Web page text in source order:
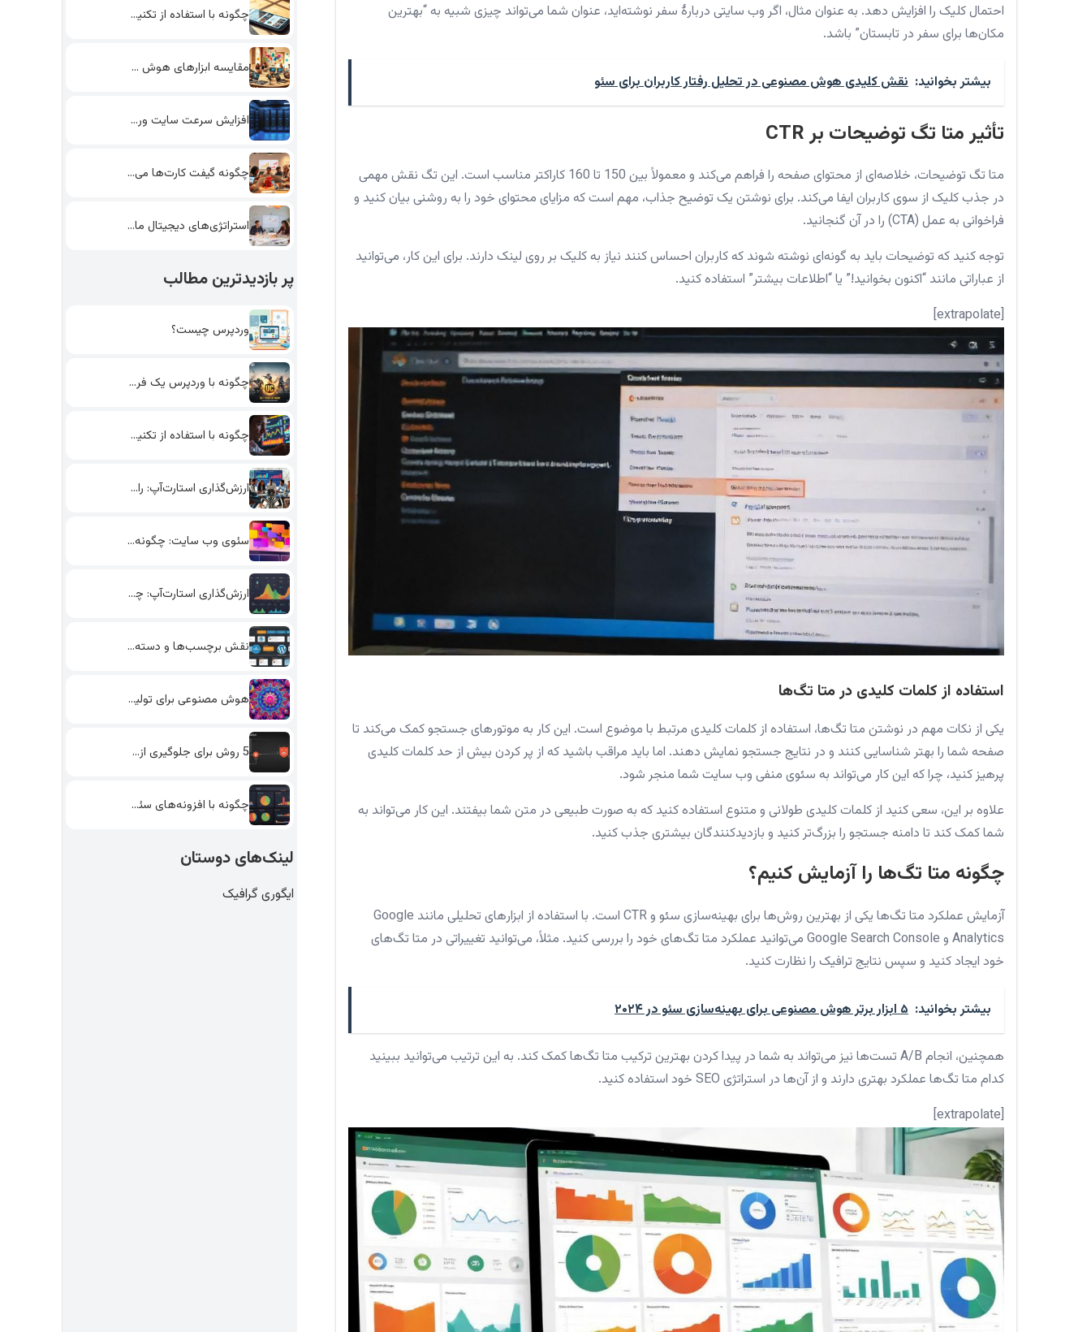
احتمال کلیک را افزایش دهد. به عنوان مثال، اگر وب سایتی دربارهٔ سفر نوشته‌اید، عنوان شما می‌تواند چیزی شبیه به “بهترین
مکان‌ها برای سفر در تابستان” باشد.
بیشتر بخوانید: نقش کلیدی هوش مصنوعی در تحلیل رفتار کاربران برای سئو
تأثیر متا تگ توضیحات بر CTR
متا تگ توضیحات، خلاصه‌ای از محتوای صفحه را فراهم می‌کند و معمولاً بین 150 تا 160 کاراکتر مناسب است. این تگ نقش مهمی
در جذب کلیک از سوی کاربران ایفا می‌کند. برای نوشتن یک توضیح جذاب، مهم است که مزایای محتوای خود را به روشنی بیان کنید و
فراخوانی به عمل (CTA) را در آن گنجانید.
توجه کنید که توضیحات باید به گونه‌ای نوشته شوند که کاربران احساس کنند نیاز به کلیک بر روی لینک دارند. برای این کار، می‌توانید
از عباراتی مانند “اکنون بخوانید!” یا “اطلاعات بیشتر” استفاده کنید.
[extrapolate]
استفاده از کلمات کلیدی در متا تگ‌ها
یکی از نکات مهم در نوشتن متا تگ‌ها، استفاده از کلمات کلیدی مرتبط با موضوع است. این کار به موتورهای جستجو کمک می‌کند تا
صفحه شما را بهتر شناسایی کنند و در نتایج جستجو نمایش دهند. اما باید مراقب باشید که از پر کردن بیش از حد کلمات کلیدی
پرهیز کنید، چرا که این کار می‌تواند به سئوی منفی وب سایت شما منجر شود.
علاوه بر این، سعی کنید از کلمات کلیدی طولانی و متنوع استفاده کنید که به صورت طبیعی در متن شما بیفتند. این کار می‌تواند به
شما کمک کند تا دامنه جستجو را بزرگ‌تر کنید و بازدیدکنندگان بیشتری جذب کنید.
چگونه متا تگ‌ها را آزمایش کنیم؟
آزمایش عملکرد متا تگ‌ها یکی از بهترین روش‌ها برای بهینه‌سازی سئو و CTR است. با استفاده از ابزارهای تحلیلی مانند Google
Analytics و Google Search Console می‌توانید عملکرد متا تگ‌های خود را بررسی کنید. مثلاً، می‌توانید تغییراتی در متا تگ‌های
خود ایجاد کنید و سپس نتایج ترافیک را نظارت کنید.
بیشتر بخوانید: ۵ ابزار برتر هوش مصنوعی برای بهینه‌سازی سئو در ۲۰۲۴
همچنین، انجام A/B تست‌ها نیز می‌تواند به شما در پیدا کردن بهترین ترکیب متا تگ‌ها کمک کند. به این ترتیب می‌توانید ببینید
کدام متا تگ‌ها عملکرد بهتری دارند و از آن‌ها در استراتژی SEO خود استفاده کنید.
[extrapolate]
چگونه با استفاده از تکنیک‌های…
مقایسه ابزارهای هوش مصنوعی برای…
افزایش سرعت سایت وردپرس: 7…
چگونه گیفت کارت‌ها می‌توانند استراتژی…
استراتژی‌های دیجیتال مارکتینگ پیشرفته برای…
پر بازدیدترین مطالب
وردپرس چیست؟
چگونه با وردپرس یک فروشگاه…
چگونه با استفاده از تکنیک‌های…
ارزش‌گذاری استارت‌آپ: راهکارهای جذب سرمایه‌گذار
سئوی وب سایت: چگونه با…
ارزش‌گذاری استارت‌آپ: چگونه از داده‌های…
نقش برچسب‌ها و دسته‌بندی‌ها در…
هوش مصنوعی برای تولید محتوا:…
5 روش برای جلوگیری از…
چگونه با افزونه‌های سئو در…
لینک‌های دوستان
ایگوری گرافیک